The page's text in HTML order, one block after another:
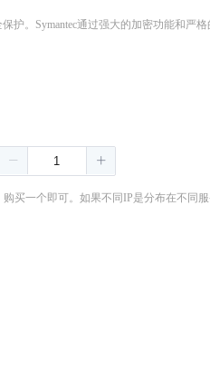
护。Symantec通过强大的加密功能和严
买一个即可。如果不同IP是分布在不同